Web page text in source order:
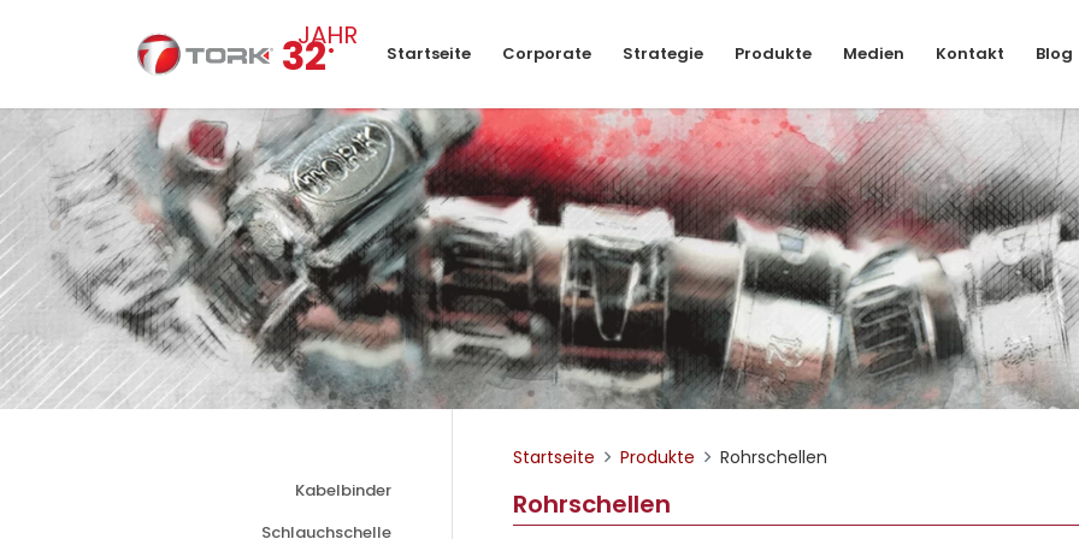
32.
JAHR
Startseite Corporate Strategie Produkte Medien Kontakt Blog
Kabelbinder
Schlauchschelle
Startseite Produkte Rohrschellen
Rohrschellen